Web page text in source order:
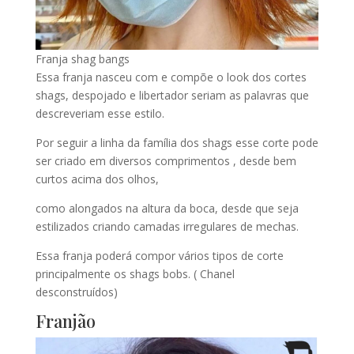
Franja shag bangs
Essa franja nasceu com e compõe o look dos cortes
shags, despojado e libertador seriam as palavras que
descreveriam esse estilo.
Por seguir a linha da família dos shags esse corte pode
ser criado em diversos comprimentos , desde bem
curtos acima dos olhos,
como alongados na altura da boca, desde que seja
estilizados criando camadas irregulares de mechas.
Essa franja poderá compor vários tipos de corte
principalmente os shags bobs. ( Chanel
desconstruídos)
Franjão